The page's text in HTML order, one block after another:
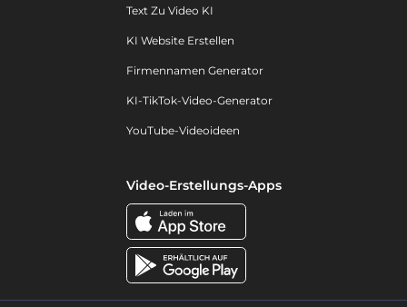
Text Zu Video KI
KI Website Erstellen
Firmennamen Generator
KI-TikTok-Video-Generator
YouTube-Videoideen
Video-Erstellungs-Apps